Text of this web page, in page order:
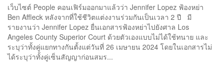
เว็บไซต์ People คอนเฟิร์มออกมาแล้วว่า Jennifer Lopez ฟ้องหย่า
Ben Affleck หลังจากที่ใช้ชีวิตแต่งงานร่วมกันเป็นเวลา 2 ปี มี
รายงานว่า Jennifer Lopez ยื่นเอกสารฟ้องหย่าไปยังศาล Los
Angeles County Superior Court ด้วยตัวเองแบบไม่ได้ใช้ทนาย และ
ระบุว่าทั้งคู่แยกทางกันตั้งแต่วันที่ 26 เมษายน 2024 โดยในเอกสารไม่
ได้ระบุว่าทั้งคู่เซ็นสัญญาก่อนสมร...